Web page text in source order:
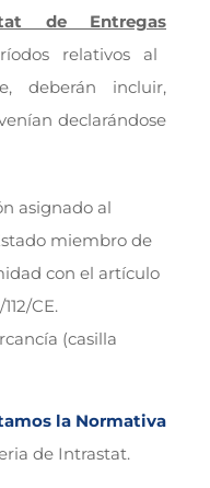
de Entregas
relativos al
deberán incluir,
declarándose
asignado al
miembro de
con el artículo
CE.
(casilla
la Normativa
de Intrastat.